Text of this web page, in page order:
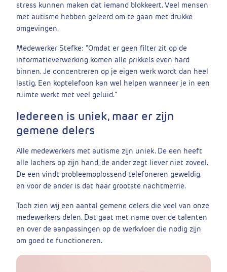
stress kunnen maken dat iemand blokkeert. Veel mensen
met autisme hebben geleerd om te gaan met drukke
omgevingen.
Medewerker Stefke: “Omdat er geen filter zit op de
informatieverwerking komen alle prikkels even hard
binnen. Je concentreren op je eigen werk wordt dan heel
lastig. Een koptelefoon kan wel helpen wanneer je in een
ruimte werkt met veel geluid.”
Iedereen is uniek, maar er zijn
gemene delers
Alle medewerkers met autisme zijn uniek. De een heeft
alle lachers op zijn hand, de ander zegt liever niet zoveel.
De een vindt probleemoplossend telefoneren geweldig,
en voor de ander is dat haar grootste nachtmerrie.
Toch zien wij een aantal gemene delers die veel van onze
medewerkers delen. Dat gaat met name over de talenten
en over de aanpassingen op de werkvloer die nodig zijn
om goed te functioneren.